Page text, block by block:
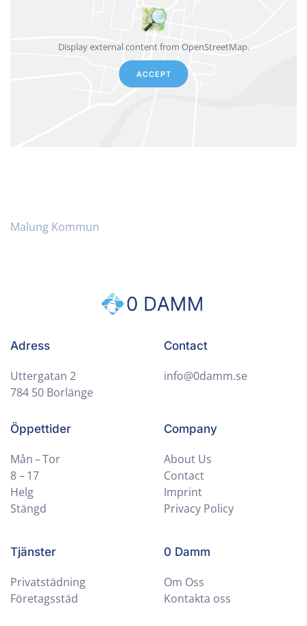
Display external content from OpenStreetMap.
ACCEPT
Malung Kommun
Adress
Uttergatan 2
784 50 Borlänge
Contact
info@0damm.se
Öppettider
Mån – Tor
8 – 17
Helg
Stängd
Company
About Us
Contact
Imprint
Privacy Policy
Tjänster
Privatstädning
Företagsstäd
0 Damm
Om Oss
Kontakta oss